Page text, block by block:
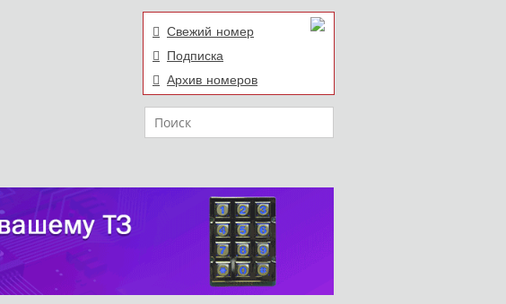
Свежий номер
Подписка
Архив номеров
Поиск